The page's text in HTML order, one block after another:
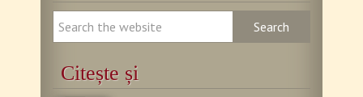
Citește și